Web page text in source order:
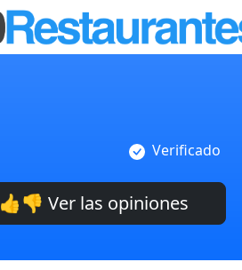
Verificado
👍👎 Ver las opiniones